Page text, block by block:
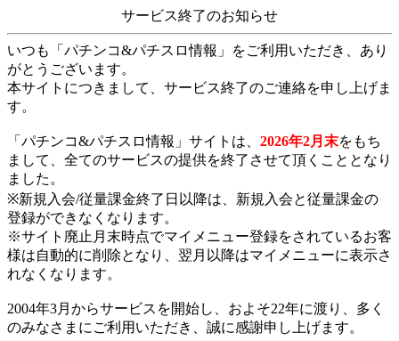
サービス終了のお知らせ
いつも「パチンコ&パチスロ情報」をご利用いただき、あり
がとうございます。
本サイトにつきまして、サービス終了のご連絡を申し上げま
す。
「パチンコ&パチスロ情報」サイトは、 2026年2月末をもち
まして、全てのサービスの提供を終了させて頂くこととなり
ました。
※新規入会/従量課金終了日以降は、新規入会と従量課金の
登録ができなくなります。
※サイト廃止月末時点でマイメニュー登録をされているお客
様は自動的に削除となり、翌月以降はマイメニューに表示さ
れなくなります。
2004年3月からサービスを開始し、およそ22年に渡り、多く
のみなさまにご利用いただき、誠に感謝申し上げます。